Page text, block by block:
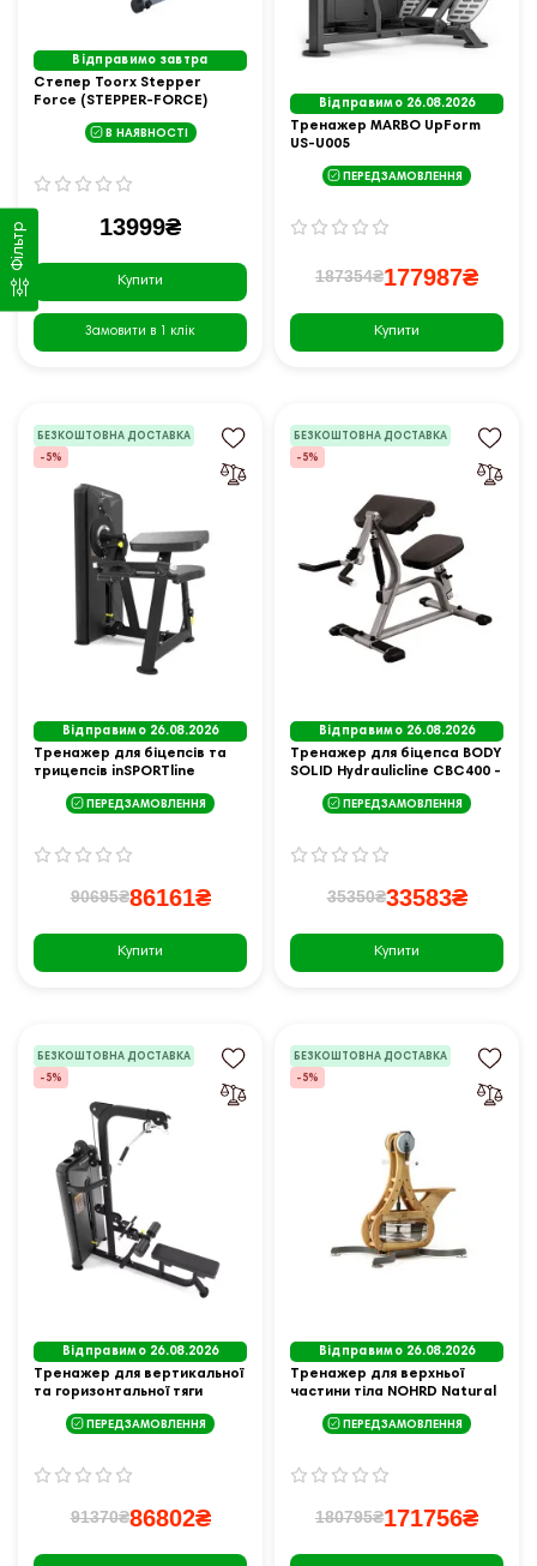
Фільтр
Відправимо завтра
Степер Toorx Stepper
Force (STEPPER-FORCE)
В НАЯВНОСТІ
13999₴
Купити
Замовити в 1 клік
Відправимо 26.08.2026
Тренажер MARBO UpForm
US-U005
ПЕРЕДЗАМОВЛЕННЯ
187354₴177987₴
Купити
БЕЗКОШТОВНА ДОСТАВКА
-5%
Відправимо 26.08.2026
Тренажер для біцепсів та
трицепсів inSPORTline
ПЕРЕДЗАМОВЛЕННЯ
90695₴86161₴
Купити
БЕЗКОШТОВНА ДОСТАВКА
-5%
Відправимо 26.08.2026
Тренажер для біцепса BODY
SOLID Hydraulicline CBC400 -
ПЕРЕДЗАМОВЛЕННЯ
35350₴33583₴
Купити
БЕЗКОШТОВНА ДОСТАВКА
-5%
Відправимо 26.08.2026
Тренажер для вертикальної
та горизонтальної тяги
ПЕРЕДЗАМОВЛЕННЯ
91370₴86802₴
БЕЗКОШТОВНА ДОСТАВКА
-5%
Відправимо 26.08.2026
Тренажер для верхньої
частини тіла NOHRD Natural
ПЕРЕДЗАМОВЛЕННЯ
180795₴171756₴